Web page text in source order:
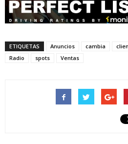
ETIQUETAS Anuncios cambia
Radio
spots Ventas